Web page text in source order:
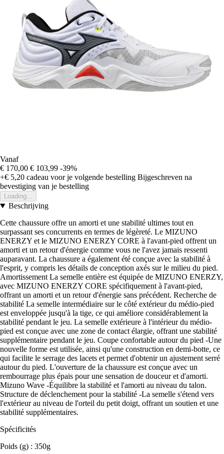
Vanaf
€ 170,00 € 103,99 -39%
+€ 5,20 cadeau voor je volgende bestelling Bijgeschreven na
bevestiging van je bestelling
Loading...
Beschrijving
Cette chaussure offre un amorti et une stabilité ultimes tout en
surpassant ses concurrents en termes de légèreté. Le MIZUNO
ENERZY et le MIZUNO ENERZY CORE à l'avant-pied offrent un
amorti et un retour d'énergie comme vous ne l'avez jamais ressenti
auparavant. La chaussure a également été conçue avec la stabilité à
l'esprit, y compris les détails de conception axés sur le milieu du pied.
Amortissement La semelle entière est équipée de MIZUNO ENERZY,
avec MIZUNO ENERZY CORE spécifiquement à l'avant-pied,
offrant un amorti et un retour d'énergie sans précédent. Recherche de
stabilité La semelle intermédiaire sur le côté extérieur du médio-pied
est enveloppée jusqu'à la tige, ce qui améliore considérablement la
stabilité pendant le jeu. La semelle extérieure à l'intérieur du médio-
pied est conçue avec une zone de contact élargie, offrant une stabilité
supplémentaire pendant le jeu. Coupe confortable autour du pied -Une
nouvelle forme est utilisée, ainsi qu'une construction en demi-botte, ce
qui facilite le serrage des lacets et permet d'obtenir un ajustement serré
autour du pied. L'ouverture de la chaussure est conçue avec un
rembourrage plus épais pour une sensation de douceur et d'amorti.
Mizuno Wave -Équilibre la stabilité et l'amorti au niveau du talon.
Structure de déclenchement pour la stabilité -La semelle s'étend vers
l'extérieur au niveau de l'orteil du petit doigt, offrant un soutien et une
stabilité supplémentaires.
Spécificités
Poids (g) : 350g